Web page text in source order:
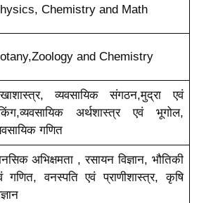
Chemistry and Math
and Chemistry
व्यवसायिक संगठन,मुद्रा एवं
अर्थशास्त्र एवं भूगोल,
गणित
अभिक्षमता , रसायन विज्ञान, भौतिकी
गणित, वनस्पति एवं प्राणीशास्त्र, कृषि